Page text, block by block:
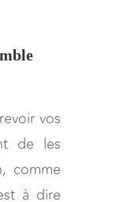
vos
de les
comme
à dire